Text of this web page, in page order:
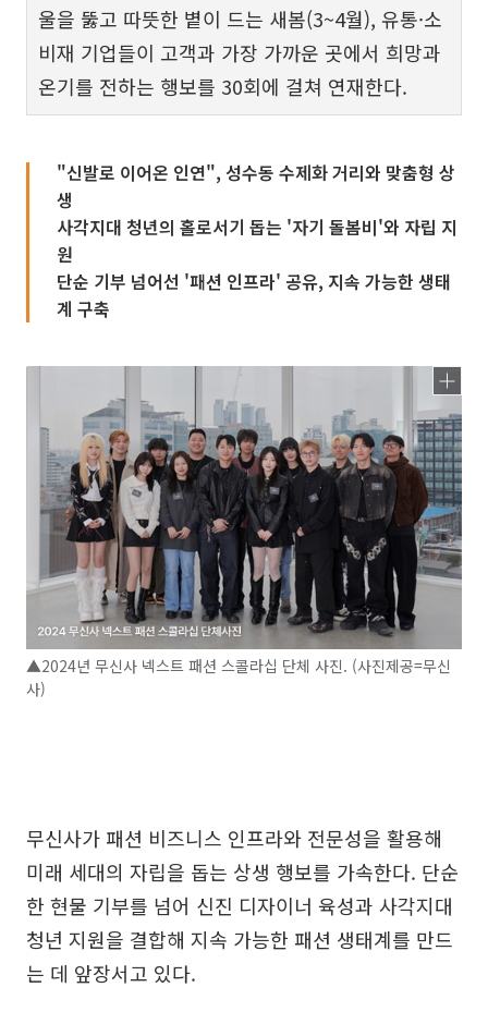
울을 뚫고 따뜻한 볕이 드는 새봄(3~4월), 유통·소
비재 기업들이 고객과 가장 가까운 곳에서 희망과
온기를 전하는 행보를 30회에 걸쳐 연재한다.
"신발로 이어온 인연", 성수동 수제화 거리와 맞춤형 상
생
사각지대 청년의 홀로서기 돕는 '자기 돌봄비'와 자립 지
원
단순 기부 넘어선 '패션 인프라' 공유, 지속 가능한 생태
계 구축
▲2024년 무신사 넥스트 패션 스콜라십 단체 사진. (사진제공=무신
사)
무신사가 패션 비즈니스 인프라와 전문성을 활용해
미래 세대의 자립을 돕는 상생 행보를 가속한다. 단순
한 현물 기부를 넘어 신진 디자이너 육성과 사각지대
청년 지원을 결합해 지속 가능한 패션 생태계를 만드
는 데 앞장서고 있다.